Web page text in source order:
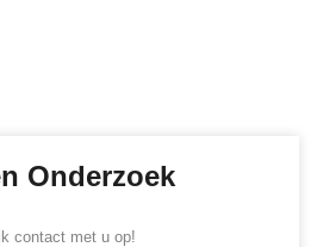
Onderzoek
contact met u op!